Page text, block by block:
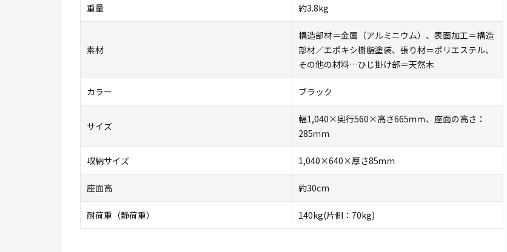
重量 約3.8kg
素材
構造部材＝金属（アルミニウム）、表面加工＝構造
部材／エポキシ樹脂塗装、張り材＝ポリエステル、
その他の材料…ひじ掛け部＝天然木
カラー ブラック
サイズ
幅1,040×奥行560×高さ665ｍｍ、座面の高さ：
285ｍｍ
収納サイズ 1,040×640×厚さ85ｍｍ
座面高 約30cm
耐荷重（静荷重） 140kg(片側：70kg)